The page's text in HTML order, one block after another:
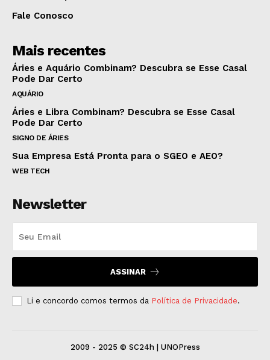
Fale Conosco
Mais recentes
Áries e Aquário Combinam? Descubra se Esse Casal
Pode Dar Certo
AQUÁRIO
Áries e Libra Combinam? Descubra se Esse Casal
Pode Dar Certo
SIGNO DE ÁRIES
Sua Empresa Está Pronta para o SGEO e AEO?
WEB TECH
Newsletter
ASSINAR
Li e concordo comos termos da Política de Privacidade.
2009 - 2025 © SC24h | UNOPress